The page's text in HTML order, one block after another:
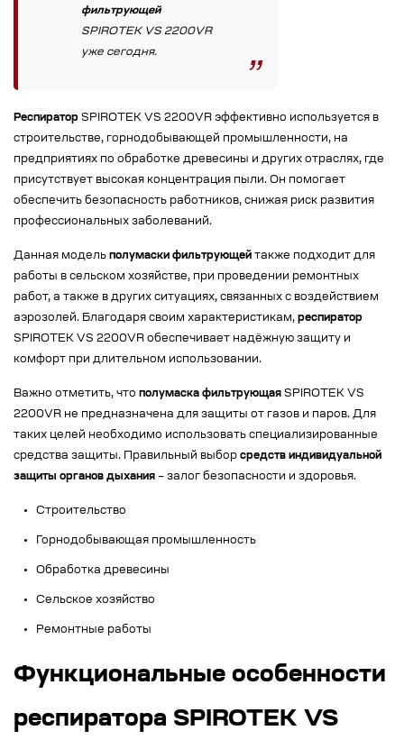
фильтрующей
SPIROTEK VS 2200VR
уже сегодня.
Респиратор SPIROTEK VS 2200VR эффективно используется в
строительстве, горнодобывающей промышленности, на
предприятиях по обработке древесины и других отраслях, где
присутствует высокая концентрация пыли. Он помогает
обеспечить безопасность работников, снижая риск развития
профессиональных заболеваний.
Данная модель полумаски фильтрующей также подходит для
работы в сельском хозяйстве, при проведении ремонтных
работ, а также в других ситуациях, связанных с воздействием
аэрозолей. Благодаря своим характеристикам, респиратор
SPIROTEK VS 2200VR обеспечивает надёжную защиту и
комфорт при длительном использовании.
Важно отметить, что полумаска фильтрующая SPIROTEK VS
2200VR не предназначена для защиты от газов и паров. Для
таких целей необходимо использовать специализированные
средства защиты. Правильный выбор средств индивидуальной
защиты органов дыхания – залог безопасности и здоровья.
Строительство
Горнодобывающая промышленность
Обработка древесины
Сельское хозяйство
Ремонтные работы
Функциональные особенности
респиратора SPIROTEK VS